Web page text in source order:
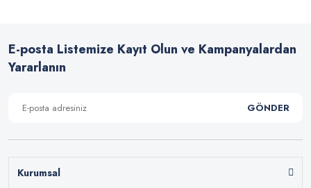
E-posta Listemize Kayıt Olun ve Kampanyalardan
Yararlanın
GÖNDER
Kurumsal